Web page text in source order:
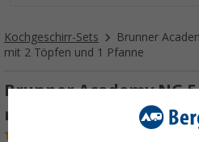
Kochgeschirr-Sets
Brunner
mit 2 Töpfen und 1 Pfanne
Brunner Academy NG
mit 2 Töpfen und 1